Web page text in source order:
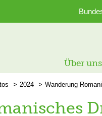
Über uns
2024 Wanderung